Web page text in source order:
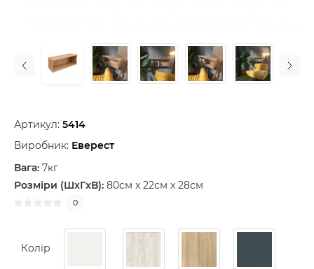
Артикул: 5414
Виробник: Еверест
Вага: 7кг
Розміри (ШxГxВ): 80см x 22см x 28см
0
Колір